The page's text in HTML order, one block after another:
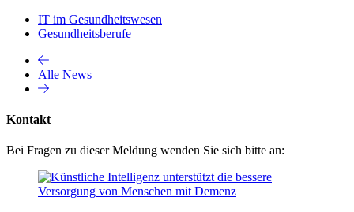
IT im Gesundheitswesen
Gesundheitsberufe
Alle News
Kontakt
Bei Fragen zu dieser Meldung wenden Sie sich bitte an: